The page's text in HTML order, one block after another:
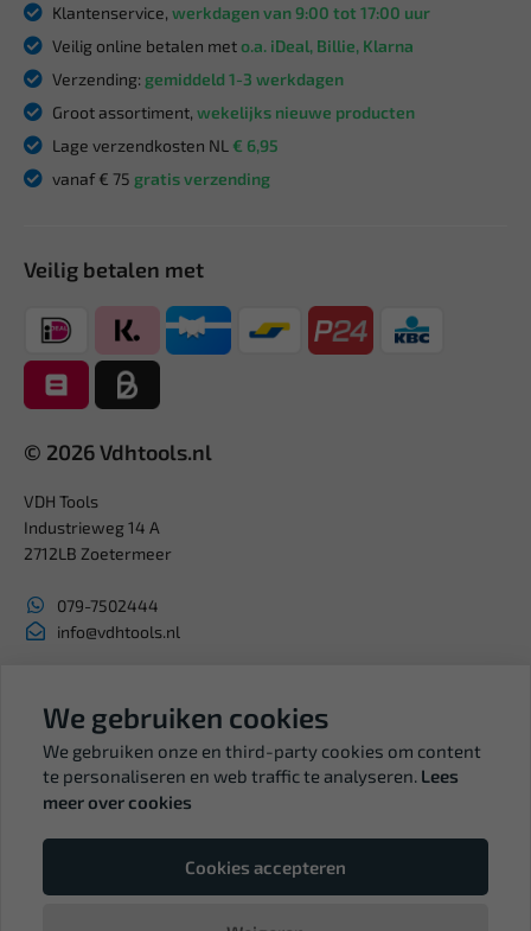
Klantenservice, werkdagen van 9:00 tot 17:00 uur
Veilig online betalen meto.a. iDeal, Billie, Klarna
Verzending: gemiddeld 1-3 werkdagen
Groot assortiment, wekelijks nieuwe producten
Lage verzendkosten NL € 6,95
vanaf € 75 gratis verzending
Veilig betalen met
© 2026 Vdhtools.nl
VDH Tools
Industrieweg 14 A
2712LB Zoetermeer
079-7502444
info@vdhtools.nl
BTW: NL819958657B01
We gebruiken cookies
We gebruiken onze en third-party cookies om content
te personaliseren en web traffic te analyseren. Lees
meer over cookies
Cookies accepteren